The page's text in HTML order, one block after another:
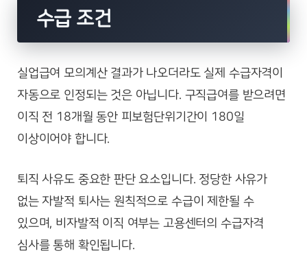
수급 조건
실업급여 모의계산 결과가 나오더라도 실제 수급자격이
자동으로 인정되는 것은 아닙니다. 구직급여를 받으려면
이직 전 18개월 동안 피보험단위기간이 180일
이상이어야 합니다.
퇴직 사유도 중요한 판단 요소입니다. 정당한 사유가
없는 자발적 퇴사는 원칙적으로 수급이 제한될 수
있으며, 비자발적 이직 여부는 고용센터의 수급자격
심사를 통해 확인됩니다.